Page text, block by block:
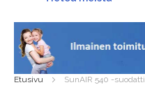
Etusivu SunAIR 540 -